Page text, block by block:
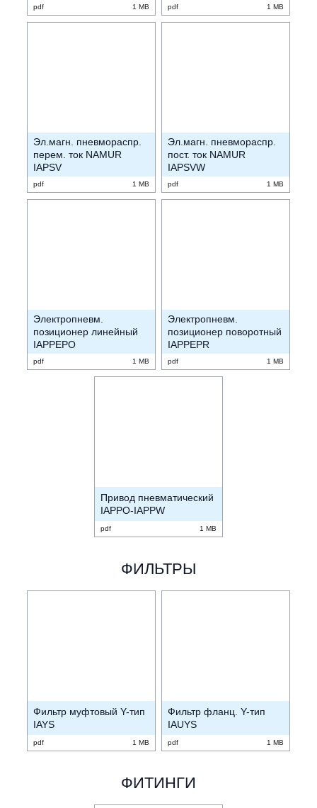
pdf 1 MB pdf 1 MB
Эл.магн. пневмораспр.
перем. ток NAMUR
IAPSV
pdf 1 MB
Эл.магн. пневмораспр.
пост. ток NAMUR
IAPSVW
pdf 1 MB
Электропневм.
позиционер линейный
IAPPEPO
pdf 1 MB
Электропневм.
позиционер поворотный
IAPPEPR
pdf 1 MB
Привод пневматический
IAPPO-IAPPW
pdf 1 MB
ФИЛЬТРЫ
Фильтр муфтовый Y-тип
IAYS
pdf 1 MB
Фильтр фланц. Y-тип
IAUYS
pdf 1 MB
ФИТИНГИ